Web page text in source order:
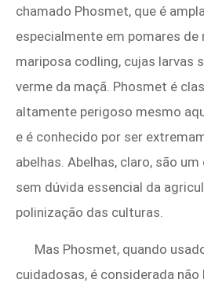
chamado Phosmet, que é
especialmente em pomares de
mariposa codling, cujas larvas
verme da maçã. Phosmet é
altamente perigoso mesmo
e é conhecido por ser
abelhas. Abelhas, claro, são
sem dúvida essencial da
polinização das culturas.
Mas Phosmet, quando
cuidadosas, é considerada não